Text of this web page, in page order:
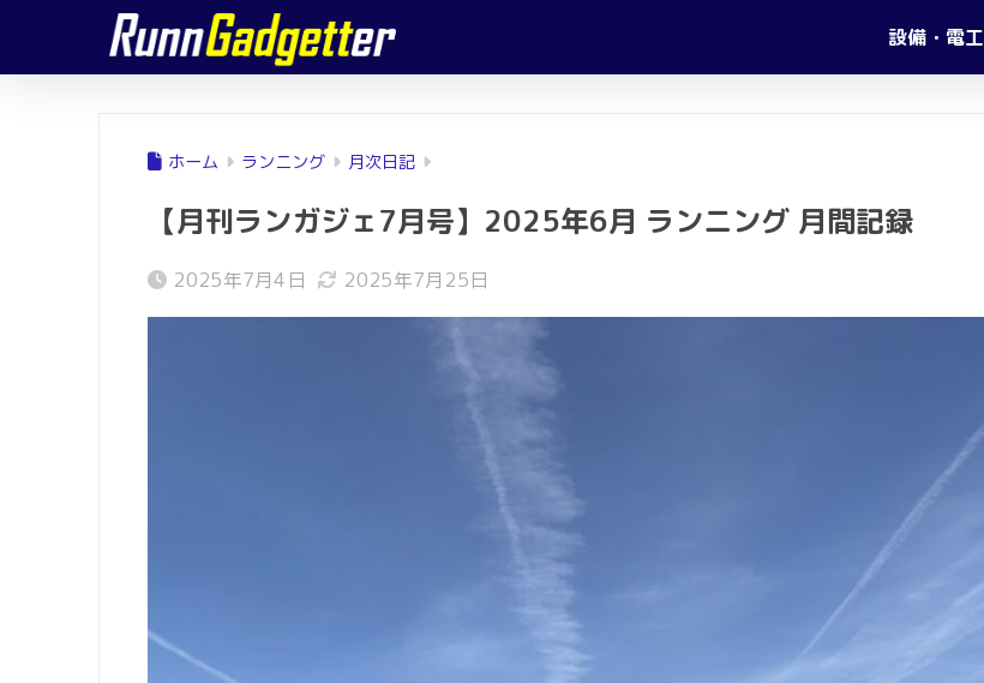
設備・電工
ホーム ランニング 月次日記
【月刊ランガジェ7月号】2025年6月 ランニング 月間記録
2025年7月4日 2025年7月25日